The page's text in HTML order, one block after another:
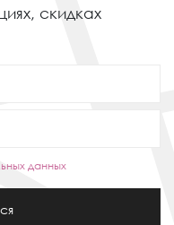
скидках
данных